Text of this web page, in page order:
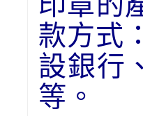
款方式
設銀行
等。